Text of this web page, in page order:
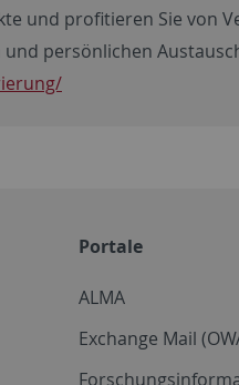
und profitieren Sie von
persönlichen
Portale
ALMA
Exchange Mail